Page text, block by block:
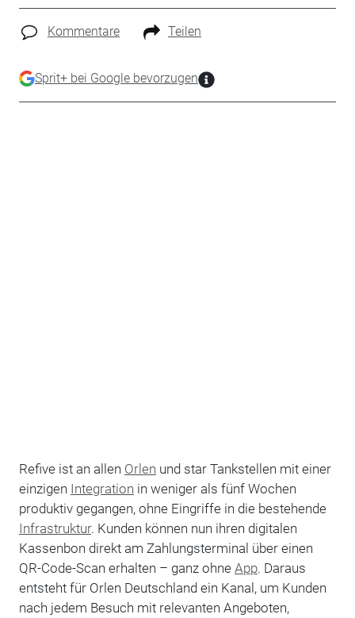
Kommentare Teilen
Sprit+ bei Google bevorzugen
Refive ist an allen Orlen und star Tankstellen mit einer
einzigen Integration in weniger als fünf Wochen
produktiv gegangen, ohne Eingriffe in die bestehende
Infrastruktur. Kunden können nun ihren digitalen
Kassenbon direkt am Zahlungsterminal über einen
QR-Code-Scan erhalten – ganz ohne App. Daraus
entsteht für Orlen Deutschland ein Kanal, um Kunden
nach jedem Besuch mit relevanten Angeboten,